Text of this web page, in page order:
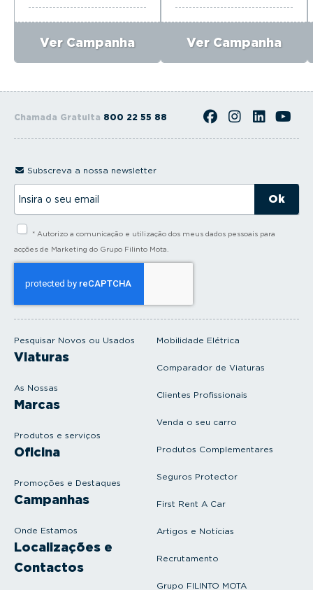
Ver Campanha Ver Campanha
Chamada Gratuita 800 22 55 88
Pesquisar Novos ou Usados
Viaturas
As Nossas
Marcas
Produtos e serviços
Oficina
Promoções e Destaques
Campanhas
Onde Estamos
Localizações e
Contactos
Mobilidade Elétrica
Comparador de Viaturas
Clientes Profissionais
Venda o seu carro
Produtos Complementares
Seguros Protector
First Rent A Car
Artigos e Notícias
Recrutamento
Grupo FILINTO MOTA
Subscreva a nossa newsletter
s
* Autorizo a comunicação e utilização dos meus dados pessoais para
acções de Marketing do Grupo Filinto Mota.